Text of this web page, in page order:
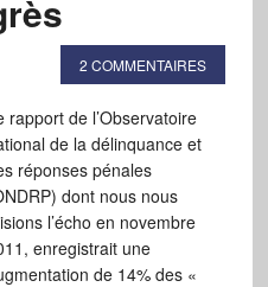
2 COMMENTAIRES
rapport de l’Observatoire
de la délinquance et
réponses pénales
dont nous nous
l’écho en novembre
enregistrait une
de 14% des «